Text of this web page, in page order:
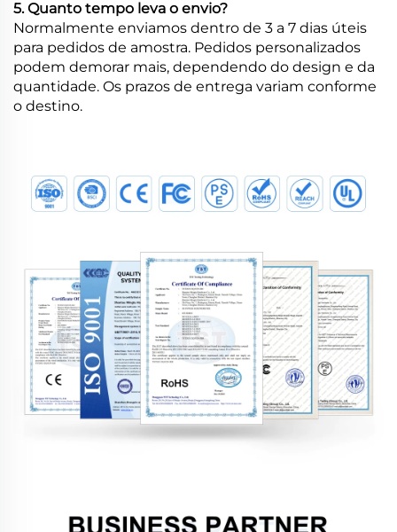
5. Quanto tempo leva o envio?
Normalmente enviamos dentro de 3 a 7 dias úteis
para pedidos de amostra. Pedidos personalizados
podem demorar mais, dependendo do design e da
quantidade. Os prazos de entrega variam conforme
o destino.